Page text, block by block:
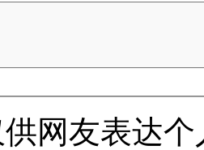
网友表达